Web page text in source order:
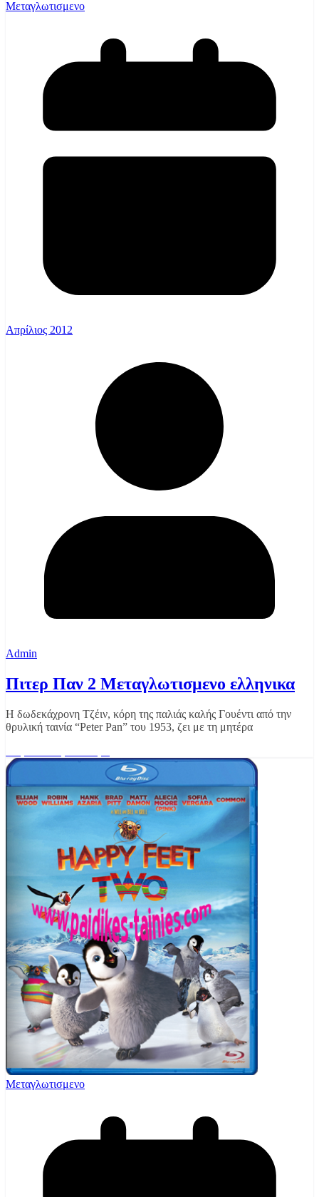
Μεταγλωτισμενο
Απρίλιος 2012
Admin
Πιτερ Παν 2 Μεταγλωτισμενο ελληνικα
Η δωδεκάχρονη Τζέιν, κόρη της παλιάς καλής Γουέντι από την
θρυλική ταινία “Peter Pan” του 1953, ζει με τη μητέρα
Μεταγλωτισμενο